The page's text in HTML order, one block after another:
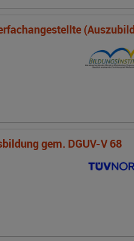
gem. DGUV-V 68